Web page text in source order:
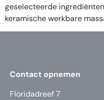
geselecteerde
keramische werkbare
Contact opnemen
Floridadreef 7